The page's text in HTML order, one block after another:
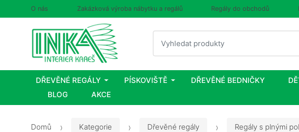
O nás Zakázková výroba nábytku a regálů Regály do obchodů
Vyhledat
DŘEVĚNÉ REGÁLY PÍSKOVIŠTĚ DŘEVĚNÉ BEDNIČKY
BLOG
AKCE
Domů Kategorie Dřevěné regály Regály s plnými